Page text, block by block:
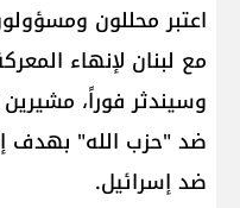
اعتبر محللون
مع لبنان لإنهاء
وسيندثر فوراً،
ضد "حزب الله" بهدف
ضد إسرائيل.